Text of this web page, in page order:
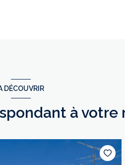
DÉCOUVRIR
à votre